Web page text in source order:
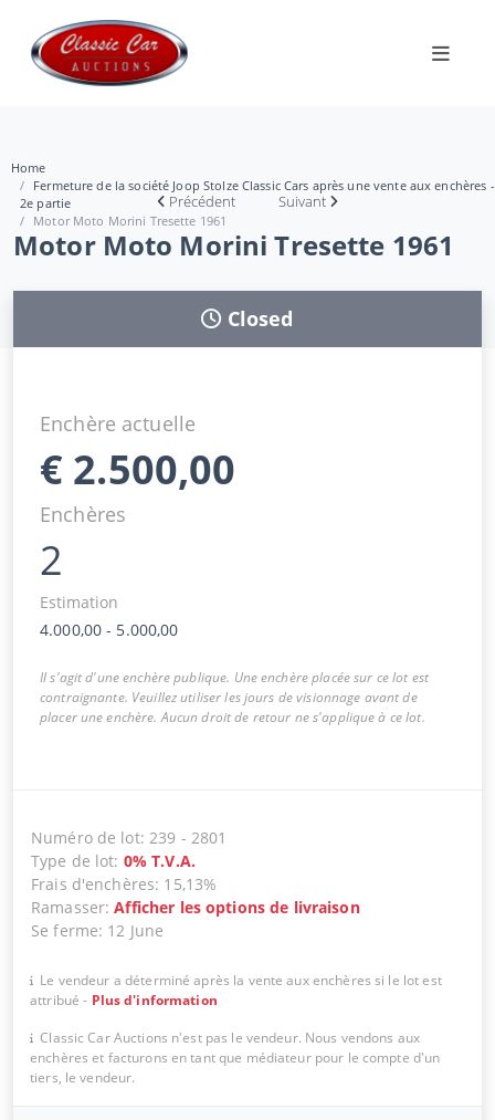
Home
Fermeture de la société Joop Stolze Classic Cars après une vente aux enchères -
2e partie
Motor Moto Morini Tresette 1961
Précédent Suivant
Motor Moto Morini Tresette 1961
Closed
Enchère actuelle
€ 2.500,00
Enchères
2
Estimation
4.000,00 - 5.000,00
Il s'agit d'une enchère publique. Une enchère placée sur ce lot est
contraignante. Veuillez utiliser les jours de visionnage avant de
placer une enchère. Aucun droit de retour ne s'applique à ce lot.
Numéro de lot:239 - 2801
Type de lot: 0% T.V.A.
Frais d'enchères: 15,13%
Ramasser:Afficher les options de livraison
Se ferme: 12 June
Le vendeur a déterminé après la vente aux enchères si le lot est
attribué - Plus d'information
Classic Car Auctions n'est pas le vendeur. Nous vendons aux
enchères et facturons en tant que médiateur pour le compte d'un
tiers, le vendeur.